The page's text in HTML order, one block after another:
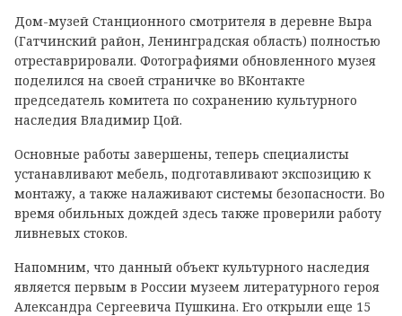
Дом-музей Станционного смотрителя в деревне Выра
(Гатчинский район, Ленинградская область) полностью
отреставрировали. Фотографиями обновленного музея
поделился на своей страничке во ВКонтакте
председатель комитета по сохранению культурного
наследия Владимир Цой.
Основные работы завершены, теперь специалисты
устанавливают мебель, подготавливают экспозицию к
монтажу, а также налаживают системы безопасности. Во
время обильных дождей здесь также проверили работу
ливневых стоков.
Напомним, что данный объект культурного наследия
является первым в России музеем литературного героя
Александра Сергеевича Пушкина. Его открыли еще 15